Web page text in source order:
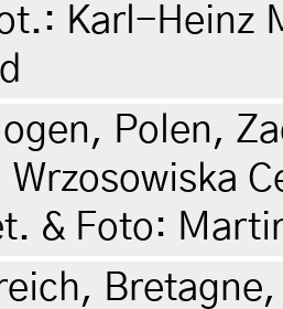
Karl-Heinz
Polen,
Wrzosowiska
& Foto: